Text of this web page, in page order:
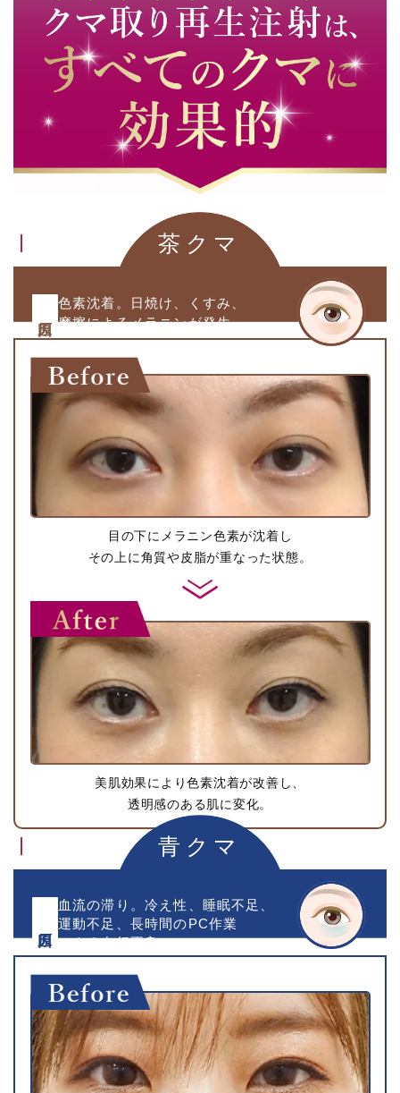
茶クマ
色素沈着。日焼け、くすみ、
摩擦によるメラニンが発生。
目の下にメラニン色素が沈着し
その上に角質や皮脂が重なった状態。
美肌効果により色素沈着が改善し、
透明感のある肌に変化。
青クマ
血流の滞り。冷え性、睡眠不足、
運動不足、長時間のPC作業
による血行不良。